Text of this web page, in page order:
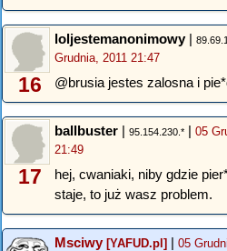
16
loljestemanonimowy|
Grudnia, 2011 21:47
@brusia jestes zalosna i
17
ballbuster | 95.154.230.* | 05
21:49
hej, cwaniaki, niby gdzie
staje, to już wasz problem.
Msciwy[YAFUD.pl] | 05